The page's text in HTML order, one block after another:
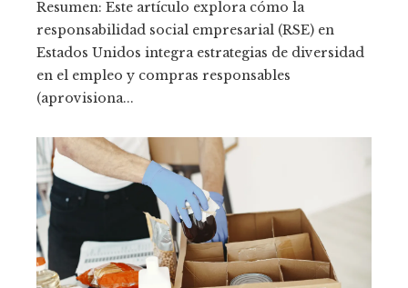
Resumen: Este artículo explora cómo la
responsabilidad social empresarial (RSE) en
Estados Unidos integra estrategias de diversidad
en el empleo y compras responsables
(aprovisiona...